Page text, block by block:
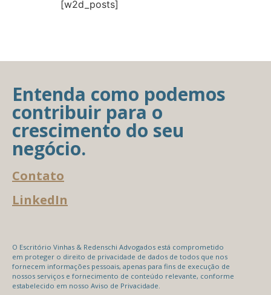
[w2d_posts]
Entenda como podemos
contribuir para o
crescimento do seu
negócio.
Contato
LinkedIn
O Escritório Vinhas & Redenschi Advogados está comprometido
em proteger o direito de privacidade de dados de todos que nos
fornecem informações pessoais, apenas para fins de execução de
nossos serviços e fornecimento de conteúdo relevante, conforme
estabelecido em nosso Aviso de Privacidade.